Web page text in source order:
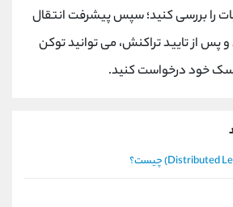
را بررسی کنید؛ سپس پیشرفت انتقال
از تایید تراکنش، می توانید توکن
خود درخواست کنید.